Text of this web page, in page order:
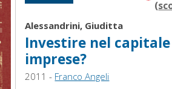
(
Alessandrini, Giuditta
Investire nel
imprese?
2011 - Franco Angeli